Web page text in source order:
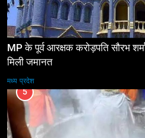
MP के पूर्व आरक्षक करोड़पति सौरभ
मिली जमानत
मध्य प्रदेश
5